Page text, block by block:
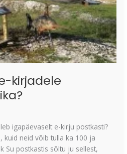
kirjadele
igapäevaselt e-kirju postkasti?
kuid neid võib tulla ka 100 ja
Su postkastis sõltu ju sellest,